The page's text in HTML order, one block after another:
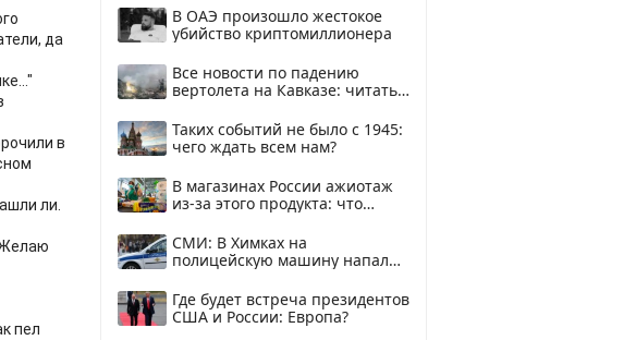
да
в
ли.
Желаю
пел
В ОАЭ произошло жестокое
убийство криптомиллионера
Все новости по падению
вертолета на Кавказе: читать
Таких событий не было с 1945:
чего ждать всем нам?
В магазинах России ажиотаж
из-за этого продукта: что
СМИ: В Химках на
полицейскую машину напали
Где будет встреча президентов
США и России: Европа?